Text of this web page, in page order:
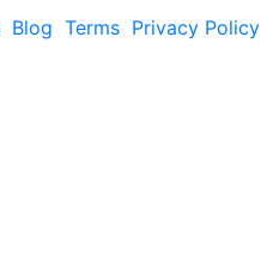
Blog Terms Privacy Policy